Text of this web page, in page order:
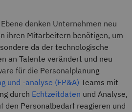
denken Unternehmen neu
ihren Mitarbeitern benötigen, um
da der technologische
an Talente verändert und neu
für die Personalplanung
und -analyse (FP&A) Teams mit
durch Echtzeitdaten und Analyse,
den Personalbedarf reagieren und